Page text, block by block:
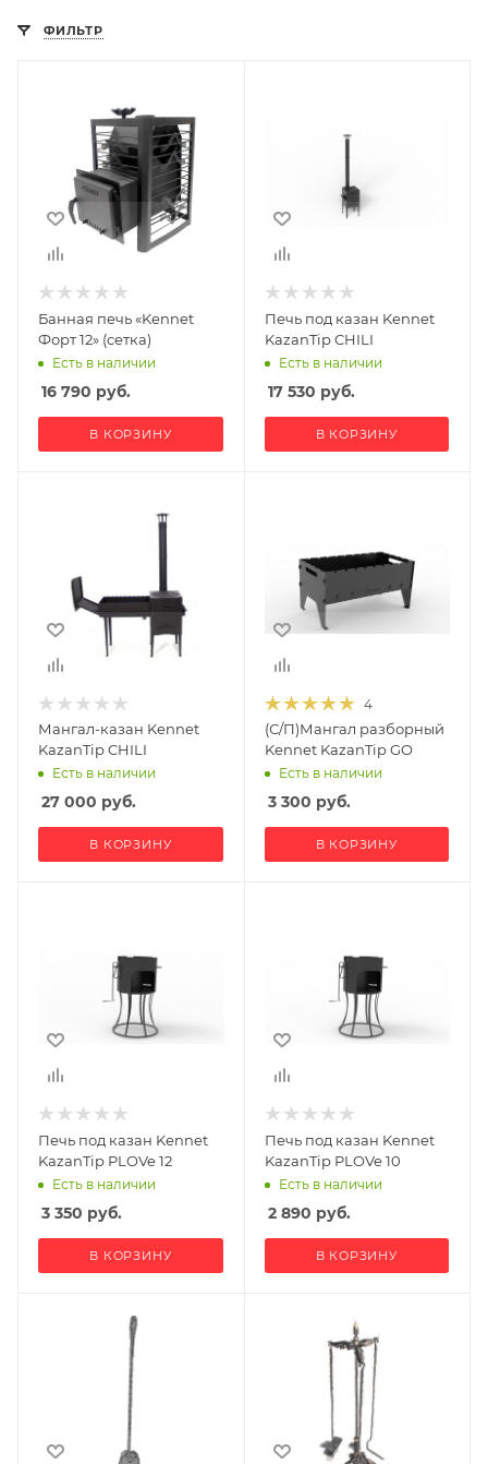
ФИЛЬТР
Банная печь «Kennet
Форт 12» (сетка)
Есть в наличии
16 790 руб.
В КОРЗИНУ
Печь под казан Kennet
KazanTip CHILI
Есть в наличии
17 530 руб.
В КОРЗИНУ
Мангал-казан Kennet
KazanTip CHILI
Есть в наличии
27 000 руб.
В КОРЗИНУ
4
(С/П)Мангал разборный
Kennet KazanTip GO
Есть в наличии
3 300 руб.
В КОРЗИНУ
Печь под казан Kennet
KazanTip PLOVe 12
Есть в наличии
3 350 руб.
В КОРЗИНУ
Печь под казан Kennet
KazanTip PLOVe 10
Есть в наличии
2 890 руб.
В КОРЗИНУ